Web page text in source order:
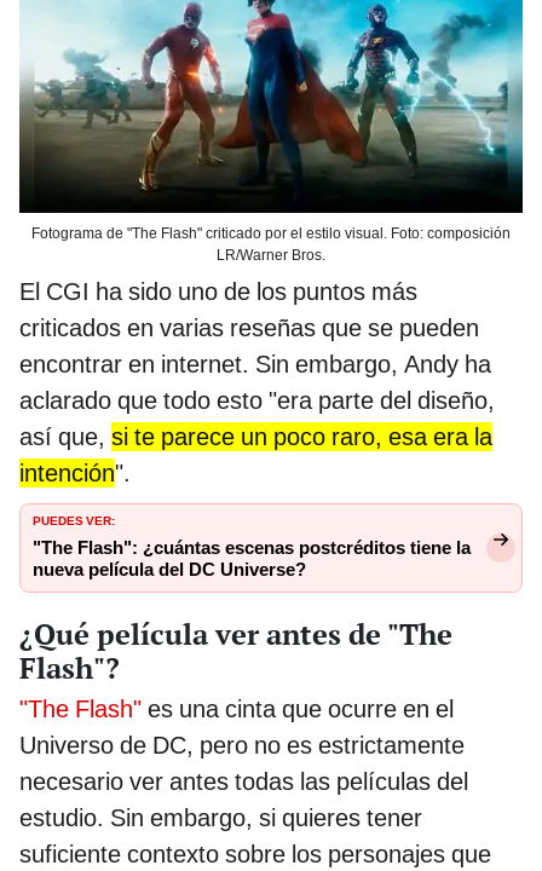
Fotograma de "The Flash" criticado por el estilo visual. Foto: composición
LR/Warner Bros.
El CGI ha sido uno de los puntos más
criticados en varias reseñas que se pueden
encontrar en internet. Sin embargo, Andy ha
aclarado que todo esto "era parte del diseño,
así que, si te parece un poco raro, esa era la
intención".
PUEDES VER:
"The Flash": ¿cuántas escenas postcréditos tiene la
nueva película del DC Universe?
¿Qué película ver antes de "The
Flash"?
"The Flash" es una cinta que ocurre en el
Universo de DC, pero no es estrictamente
necesario ver antes todas las películas del
estudio. Sin embargo, si quieres tener
suficiente contexto sobre los personajes que